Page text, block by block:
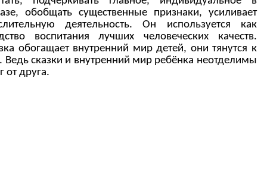
обобщать существенные признаки, усиливает
деятельность. Он используется как
воспитания лучших человеческих качеств.
обогащает внутренний мир детей, они тянутся к
Ведь сказки и внутренний мир ребёнка неотделимы
от друга.